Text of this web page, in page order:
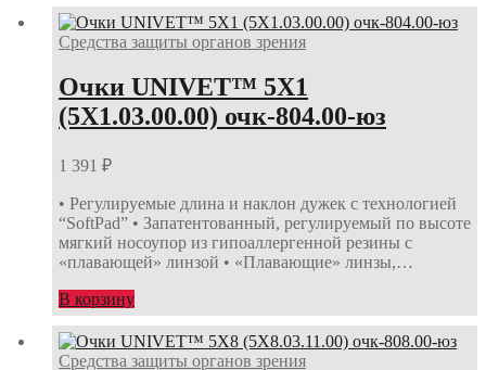
Средства защиты органов зрения
Очки UNIVET™ 5Х1
(5Х1.03.00.00) очк-804.00-юз
1 391 ₽
• Регулируемые длина и наклон дужек с технологией
“SoftPad” • Запатентованный, регулируемый по высоте
мягкий носоупор из гипоаллергенной резины с
«плавающей» линзой • «Плавающие» линзы,…
В корзину
Средства защиты органов зрения